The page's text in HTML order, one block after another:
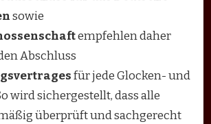
sowie
empfehlen daher
Abschluss
für jede Glocken- und
wird sichergestellt, dass alle
überprüft und sachgerecht